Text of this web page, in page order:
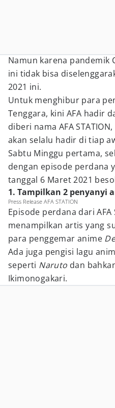
Namun karena pandemik
ini tidak bisa
2021 ini.
Untuk menghibur para
Tenggara, kini AFA hadir
diberi nama AFA
akan selalu hadir di tiap
Sabtu Minggu pertama,
dengan episode perdana
tanggal 6 Maret 2021
1. Tampilkan 2 penyanyi
Press Release AFA STATION
Episode perdana dari AFA
menampilkan artis yang
para penggemar anime
Ada juga pengisi lagu
seperti Naruto dan
Ikimonogakari.